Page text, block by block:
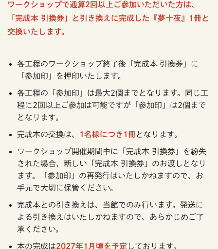
ワークショップで通算2回以上ご参加いただいた方は、
「完成本 引換券」と引き換えに完成した『夢十夜』1冊と
交換いたします。
各工程のワークショップ終了後「完成本 引換券」に
「参加印」を押印いたします。
各工程の「参加印」は最大2個までとなります。同じ工
程に2回以上ご参加は可能ですが「参加印」は2個まで
となります。
完成本の交換は、 1名様につき1冊となります。
ワークショップ開催期間中に「完成本 引換券」を紛失
された場合、新しい「完成本 引換券」のお渡しとなり
ます。「参加印」の再発行はいたしかねますので、お
手元で大切に保管ください。
完成本との引き換えは、当館でのみ行います。発送に
よる引き換えはいたしかねますので、あらかじめご了
承ください。
本の完成は2027年1月頃を予定 しております。